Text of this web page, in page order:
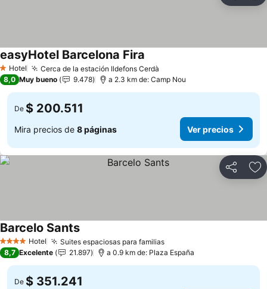
1 Estrellas
Hotel Cerca de la estación Ildefons Cerdà
easyHotel Barcelona Fira
8,0 Muy bueno 9.478 a 2.3 km de: Camp Nou
De $ 200.511
Mira precios de 8 páginas Ver precios
Compartir
4 EstrellasHotel Suites espaciosas para familias
Barcelo Sants
8,7 Excelente 21.897 a 0.9 km de: Plaza España
De $ 351.241